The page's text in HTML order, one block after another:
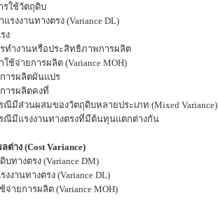
ใช้วัตถุดิบ
รงงานทางตรง (Variance DL)
ง
งานหรือประสิทธิภาพการผลิต
ช้จ่ายการผลิต (Variance MOH)
รผลิตผันแปร
รผลิตคงที่
ณีมีส่วนผสมของวัตถุดิบหลายประเภท (Mixed Variance)
ณีมีแรงงานทางตรงที่มีต้นทุนแตกต่างกัน
ต่าง (Cost Variance)
ทางตรง (Variance DM)
งานทางตรง (Variance DL)
ายการผลิต (Variance MOH)